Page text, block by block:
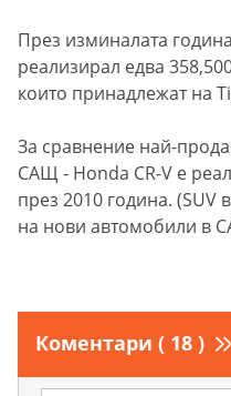
През изминалата
реализирал едва
които принадлежат на
За сравнение най-
САЩ - Honda CR-V е
през 2010 година. (SUV
на нови автомобили в
Коментари ( 18 )